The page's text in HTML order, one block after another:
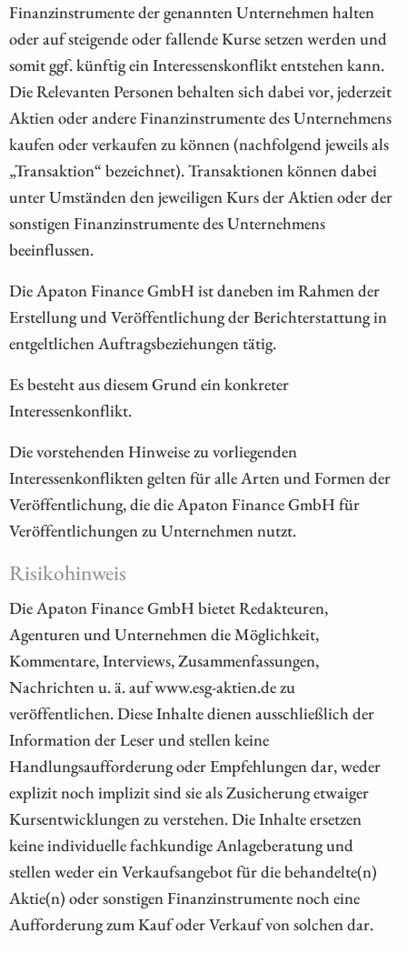
Finanzinstrumente der genannten Unternehmen halten
oder auf steigende oder fallende Kurse setzen werden und
somit ggf. künftig ein Interessenskonflikt entstehen kann.
Die Relevanten Personen behalten sich dabei vor, jederzeit
Aktien oder andere Finanzinstrumente des Unternehmens
kaufen oder verkaufen zu können (nachfolgend jeweils als
„Transaktion“ bezeichnet). Transaktionen können dabei
unter Umständen den jeweiligen Kurs der Aktien oder der
sonstigen Finanzinstrumente des Unternehmens
beeinflussen.
Die Apaton Finance GmbH ist daneben im Rahmen der
Erstellung und Veröffentlichung der Berichterstattung in
entgeltlichen Auftragsbeziehungen tätig.
Es besteht aus diesem Grund ein konkreter
Interessenkonflikt.
Die vorstehenden Hinweise zu vorliegenden
Interessenkonflikten gelten für alle Arten und Formen der
Veröffentlichung, die die Apaton Finance GmbH für
Veröffentlichungen zu Unternehmen nutzt.
Risikohinweis
Die Apaton Finance GmbH bietet Redakteuren,
Agenturen und Unternehmen die Möglichkeit,
Kommentare, Interviews, Zusammenfassungen,
Nachrichten u. ä. auf www.esg-aktien.de zu
veröffentlichen. Diese Inhalte dienen ausschließlich der
Information der Leser und stellen keine
Handlungsaufforderung oder Empfehlungen dar, weder
explizit noch implizit sind sie als Zusicherung etwaiger
Kursentwicklungen zu verstehen. Die Inhalte ersetzen
keine individuelle fachkundige Anlageberatung und
stellen weder ein Verkaufsangebot für die behandelte(n)
Aktie(n) oder sonstigen Finanzinstrumente noch eine
Aufforderung zum Kauf oder Verkauf von solchen dar.